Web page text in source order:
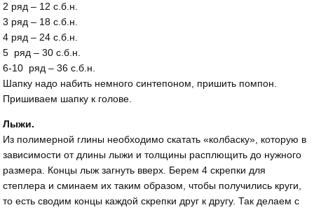
2 ряд – 12 с.б.н.
3 ряд – 18 с.б.н.
4 ряд – 24 с.б.н.
5 ряд – 30 с.б.н.
6-10 ряд – 36 с.б.н.
Шапку надо набить немного синтепоном, пришить помпон.
Пришиваем шапку к голове.
Лыжи.
Из полимерной глины необходимо скатать «колбаску», которую в
зависимости от длины лыжи и толщины расплющить до нужного
размера. Концы лыж загнуть вверх. Берем 4 скрепки для
степлера и сминаем их таким образом, чтобы получились круги,
то есть сводим концы каждой скрепки друг к другу. Так делаем с